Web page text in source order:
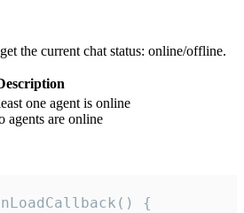
the current chat status: online/offline.
one agent is online
agents are online
{